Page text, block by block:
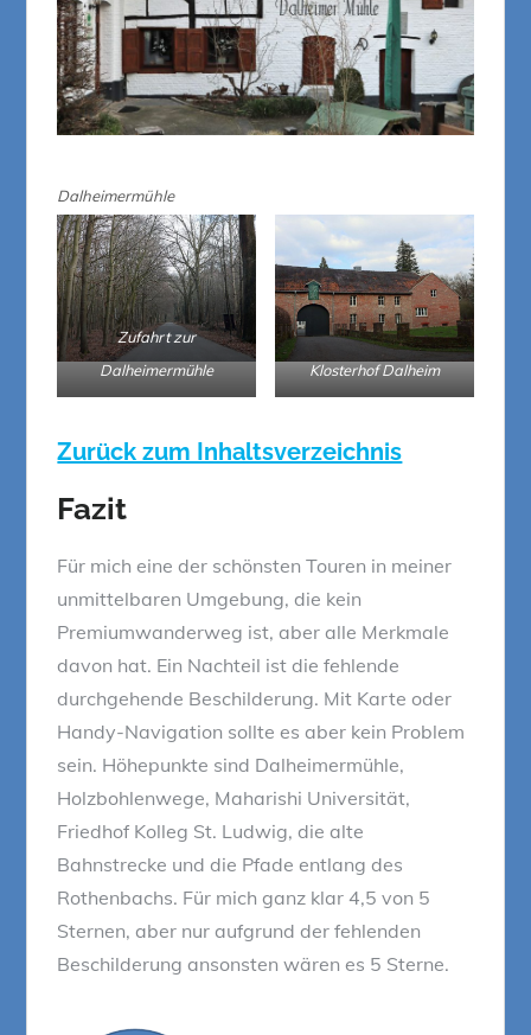
Dalheimermühle
Zufahrt zur
Dalheimermühle
Klosterhof Dalheim
Zurück zum Inhaltsverzeichnis
Fazit
Für mich eine der schönsten Touren in meiner
unmittelbaren Umgebung, die kein
Premiumwanderweg ist, aber alle Merkmale
davon hat. Ein Nachteil ist die fehlende
durchgehende Beschilderung. Mit Karte oder
Handy-Navigation sollte es aber kein Problem
sein. Höhepunkte sind Dalheimermühle,
Holzbohlenwege, Maharishi Universität,
Friedhof Kolleg St. Ludwig, die alte
Bahnstrecke und die Pfade entlang des
Rothenbachs. Für mich ganz klar 4,5 von 5
Sternen, aber nur aufgrund der fehlenden
Beschilderung ansonsten wären es 5 Sterne.